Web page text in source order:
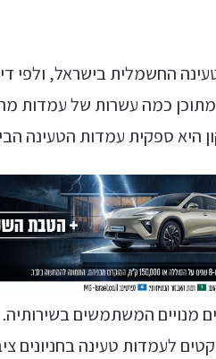
החשמלית בישראל, ולפי
מתוכן כמה עשרות של
היא ספקית עמדות הטעינה
מנויים המשתמשים
לעמדות טעינה בחניונים